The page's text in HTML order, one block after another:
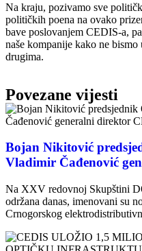
Na kraju, pozivamo sve
političkih poena na ovako
bave poslovanjem CEDIS-a,
naše kompanije kako ne
drugima.
Povezane vijesti
Bojan Nikitović
Vladimir Čađenović
Na XXV redovnoj Skupštini
održana danas, imenovani su
Crnogorskog